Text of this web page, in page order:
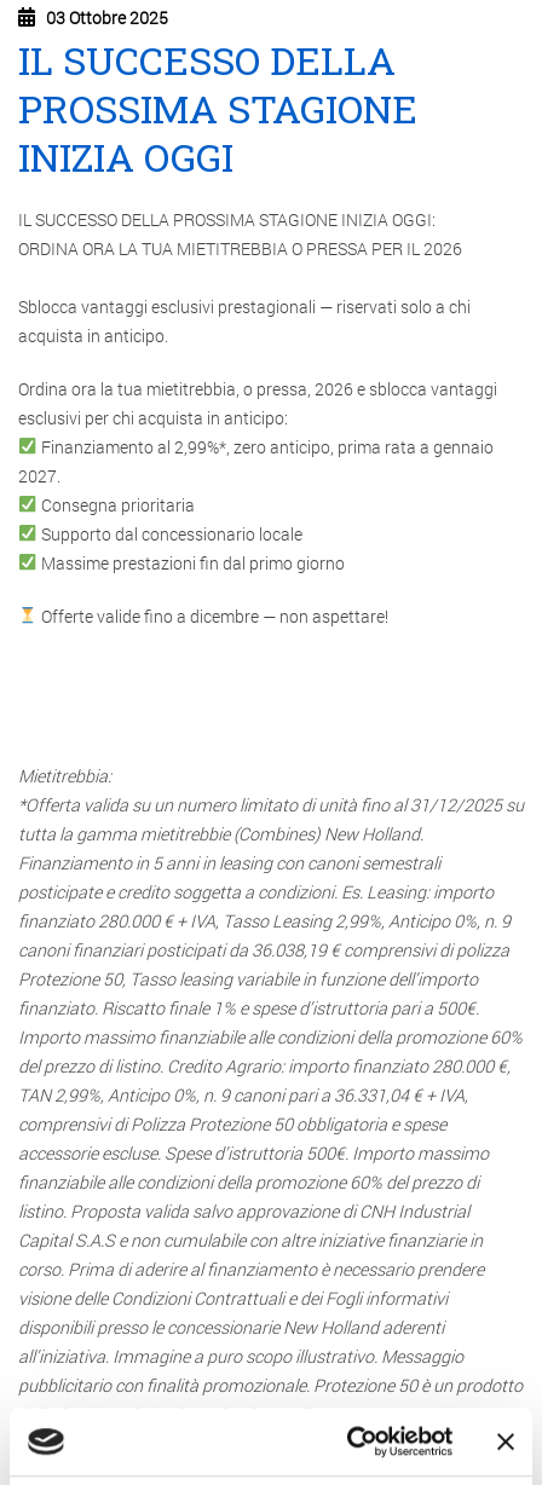
03 Ottobre 2025
IL SUCCESSO DELLA
PROSSIMA STAGIONE
INIZIA OGGI
IL SUCCESSO DELLA PROSSIMA STAGIONE INIZIA OGGI:
ORDINA ORA LA TUA MIETITREBBIA O PRESSA PER IL 2026
Sblocca vantaggi esclusivi prestagionali — riservati solo a chi
acquista in anticipo.
Ordina ora la tua mietitrebbia, o pressa, 2026 e sblocca vantaggi
esclusivi per chi acquista in anticipo:
Finanziamento al 2,99%*, zero anticipo, prima rata a gennaio
2027.
Consegna prioritaria
Supporto dal concessionario locale
Massime prestazioni fin dal primo giorno
Offerte valide fino a dicembre — non aspettare!
Mietitrebbia:
*Offerta valida su un numero limitato di unità fino al 31/12/2025 su
tutta la gamma mietitrebbie (Combines) New Holland.
Finanziamento in 5 anni in leasing con canoni semestrali
posticipate e credito soggetta a condizioni. Es. Leasing: importo
finanziato 280.000 € + IVA, Tasso Leasing 2,99%, Anticipo 0%, n. 9
canoni finanziari posticipati da 36.038,19 € comprensivi di polizza
Protezione 50, Tasso leasing variabile in funzione dell’importo
finanziato. Riscatto finale 1% e spese d’istruttoria pari a 500€.
Importo massimo finanziabile alle condizioni della promozione 60%
del prezzo di listino. Credito Agrario: importo finanziato 280.000 €,
TAN 2,99%, Anticipo 0%, n. 9 canoni pari a 36.331,04 € + IVA,
comprensivi di Polizza Protezione 50 obbligatoria e spese
accessorie escluse. Spese d’istruttoria 500€. Importo massimo
finanziabile alle condizioni della promozione 60% del prezzo di
listino. Proposta valida salvo approvazione di CNH Industrial
Capital S.A.S e non cumulabile con altre iniziative finanziarie in
corso. Prima di aderire al finanziamento è necessario prendere
visione delle Condizioni Contrattuali e dei Fogli informativi
disponibili presso le concessionarie New Holland aderenti
all’iniziativa. Immagine a puro scopo illustrativo. Messaggio
pubblicitario con finalità promozionale. Protezione 50 è un prodotto
della Compagnia Assicurativa Generali.
Prima della sottoscrizione leggere i SET INFORMATIVI disponibili
sul sito: